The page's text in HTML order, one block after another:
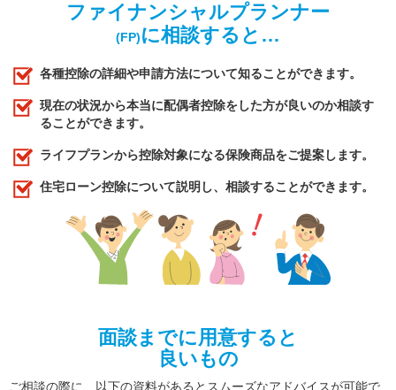
ファイナンシャルプランナー
(FP)に相談すると…
各種控除の詳細や申請方法について知ることができます。
現在の状況から本当に配偶者控除をした方が良いのか相談す
ることができます。
ライフプランから控除対象になる保険商品をご提案します。
住宅ローン控除について説明し、相談することができます。
面談までに用意すると
良いもの
ご相談の際に、以下の資料があるとスムーズなアドバイスが可能で